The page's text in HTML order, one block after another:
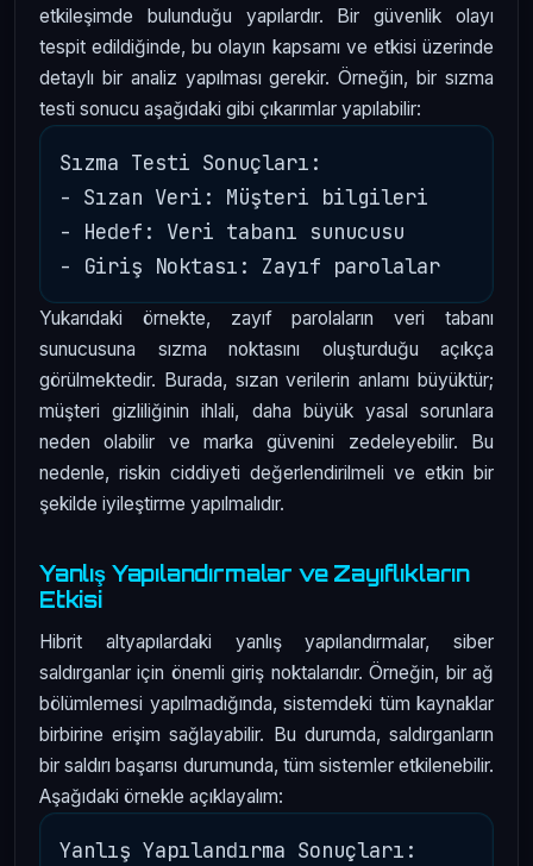
etkileşimde bulunduğu yapılardır. Bir güvenlik olayı
tespit edildiğinde, bu olayın kapsamı ve etkisi üzerinde
detaylı bir analiz yapılması gerekir. Örneğin, bir sızma
testi sonucu aşağıdaki gibi çıkarımlar yapılabilir:
Sızma Testi Sonuçları:
- Sızan Veri: Müşteri bilgileri
- Hedef: Veri tabanı sunucusu
Yukarıdaki örnekte, zayıf parolaların veri tabanı
sunucusuna sızma noktasını oluşturduğu açıkça
görülmektedir. Burada, sızan verilerin anlamı büyüktür;
müşteri gizliliğinin ihlali, daha büyük yasal sorunlara
neden olabilir ve marka güvenini zedeleyebilir. Bu
nedenle, riskin ciddiyeti değerlendirilmeli ve etkin bir
şekilde iyileştirme yapılmalıdır.
Yanlış Yapılandırmalar ve Zayıflıkların
Etkisi
Hibrit altyapılardaki yanlış yapılandırmalar, siber
saldırganlar için önemli giriş noktalarıdır. Örneğin, bir ağ
bölümlemesi yapılmadığında, sistemdeki tüm kaynaklar
birbirine erişim sağlayabilir. Bu durumda, saldırganların
bir saldırı başarısı durumunda, tüm sistemler etkilenebilir.
Aşağıdaki örnekle açıklayalım:
Yanlış Yapılandırma Sonuçları: